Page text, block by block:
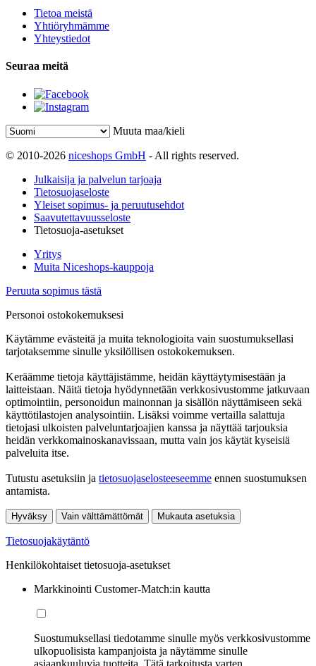
Tietoa meistä
Yhtiöryhmämme
Yhteystiedot
Seuraa meitä
Muuta maa/kieli
© 2010-2026 niceshops GmbH - All rights reserved.
Julkaisija ja palvelun tarjoaja
Tietosuojaseloste
Yleiset sopimus- ja peruutusehdot
Saavutettavuusseloste
Tietosuoja-asetukset
Yritys
Muita Niceshops-kauppoja
Peruuta sopimus tästä
Personoi ostokokemuksesi
Käytämme evästeitä ja muita teknologioita vain suostumuksellasi
tarjotaksemme sinulle yksilöllisen ostokokemuksen.
Keräämme tietoja käyttäjistämme, heidän käyttäytymisestään ja
laitteistaan. Näitä tietoja hyödynnetään verkkosivustomme jatkuvaan
optimointiin, personoidun mainonnan ja sisällön näyttämiseen sekä
käyttötilastojen analysointiin. Lisäksi voimme vertailla salattuja
tietojasi ulkoisten palveluntarjoajien kanssa ja näyttää tarjouksia
heidän verkkomainoskanavissaan, mutta vain jos käytät kyseisiä
palveluita itse.
Tutustu asetuksiin ja tietosuojaselosteeseemme ennen suostumuksen
antamista.
Hyväksy Vain välttämättömät Mukauta asetuksia
Tietosuojakäytäntö
Henkilökohtaiset tietosuoja-asetukset
Markkinointi Customer-Match:in kautta
Suostumuksellasi tiedotamme sinulle myös verkkosivustomme
ulkopuolisista kampanjoista ja näytämme sinulle
asiaankuuluvia tuotteita. Tätä tarkoitusta varten